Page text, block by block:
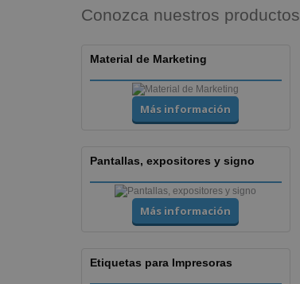
Conozca nuestros productos
Material de Marketing
Más información
Pantallas, expositores y signo
Más información
Etiquetas para Impresoras